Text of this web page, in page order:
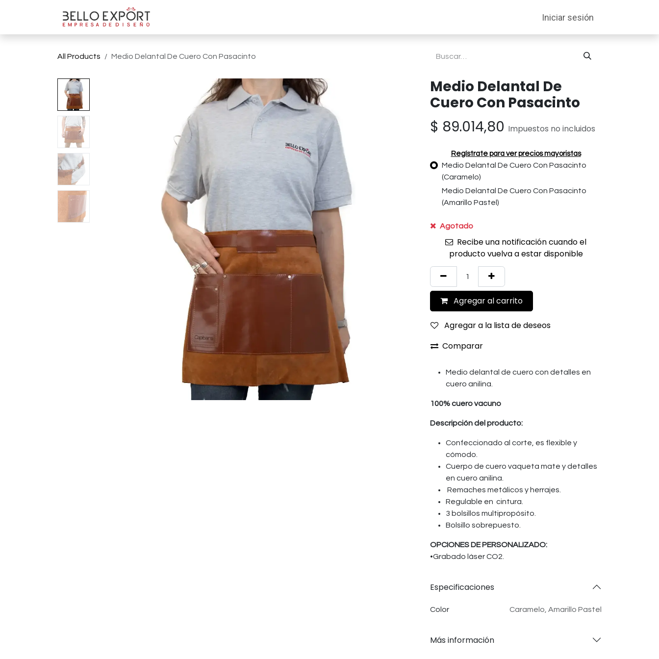
Iniciar sesión
All Products Medio Delantal De Cuero Con Pasacinto
Medio Delantal De
Cuero Con Pasacinto
$ 89.014,80 Impuestos no incluidos
Regístrate para ver precios mayoristas
Medio Delantal De Cuero Con Pasacinto
(Caramelo)
Medio Delantal De Cuero Con Pasacinto
(Amarillo Pastel)
Agotado
Recibe una notificación cuando el
producto vuelva a estar disponible
Agregar al carrito
Agregar a la lista de deseos
Comparar
Medio delantal de cuero con detalles en
cuero anilina.
100% cuero vacuno
Descripción del producto:
Confeccionado al corte, es flexible y
cómodo.
Cuerpo de cuero vaqueta mate y detalles
en cuero anilina.
Remaches metálicos y herrajes.
Regulable en cintura.
3 bolsillos multipropósito.
Bolsillo sobrepuesto.
OPCIONES DE PERSONALIZADO:
•Grabado láser CO2.
Especificaciones
Color Caramelo Amarillo Pastel
Más información